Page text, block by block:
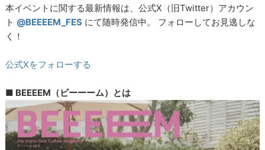
本イベントに関する最新情報は、公式X（旧Twitter）アカウン
ト @BEEEEM_FES にて随時発信中。 フォローしてお見逃しな
く！
公式Xをフォローする
■ BEEEEM（ビーーーム）とは